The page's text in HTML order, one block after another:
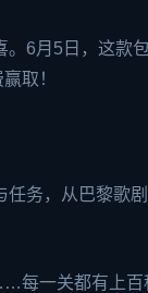
6月5日，这款
取！
务，从巴黎歌
每一关都有上百